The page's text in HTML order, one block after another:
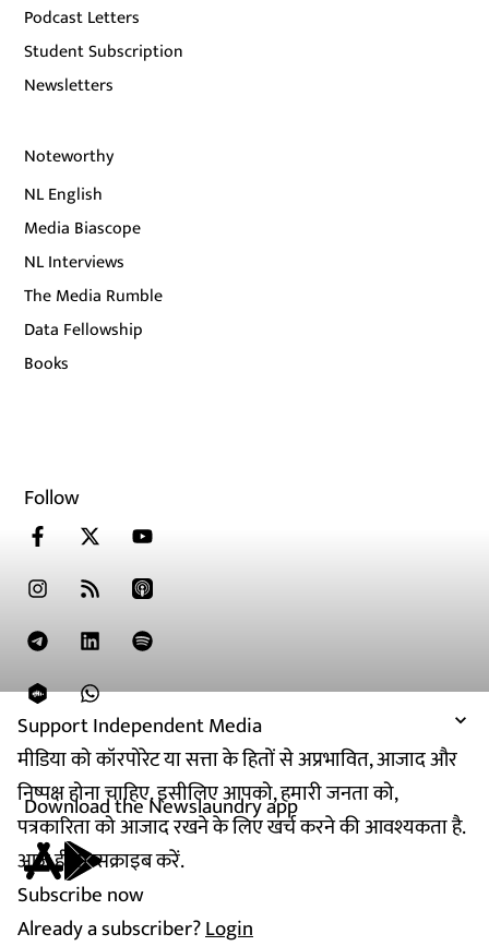
Support Independent Media
मीडिया को कॉरपोरेट या सत्ता के हितों से अप्रभावित, आजाद और
निष्पक्ष होना चाहिए. इसीलिए आपको, हमारी जनता को,
पत्रकारिता को आजाद रखने के लिए खर्च करने की आवश्यकता है.
आज ही सब्सक्राइब करें.
Subscribe now
Already a subscriber?Login
Podcast Letters
Student Subscription
Newsletters
Noteworthy
NL English
Media Biascope
NL Interviews
The Media Rumble
Data Fellowship
Books
Follow
Download the Newslaundry app